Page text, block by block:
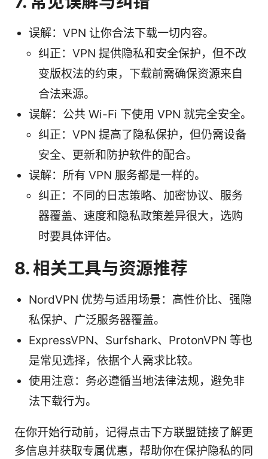
误解：VPN 让你合法下载一切内容。
纠正：VPN 提供隐私和安全保护，但不改
变版权法的约束，下载前需确保资源来自
合法来源。
误解：公共 Wi-Fi 下使用 VPN 就完全安全。
纠正：VPN 提高了隐私保护，但仍需设备
安全、更新和防护软件的配合。
误解：所有 VPN 服务都是一样的。
纠正：不同的日志策略、加密协议、服务
器覆盖、速度和隐私政策差异很大，选购
时要具体评估。
8. 相关工具与资源推荐
NordVPN 优势与适用场景：高性价比、强隐
私保护、广泛服务器覆盖。
ExpressVPN、Surfshark、ProtonVPN 等也
是常见选择，依据个人需求比较。
使用注意：务必遵循当地法律法规，避免非
法下载行为。
在你开始行动前，记得点击下方联盟链接了解更
多信息并获取专属优惠，帮助你在保护隐私的同